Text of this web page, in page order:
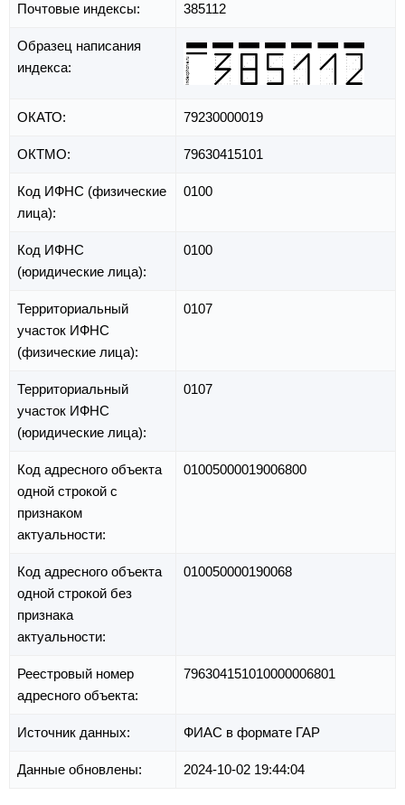
Почтовые индексы: 385112
Образец написания
индекса:
ОКАТО: 79230000019
ОКТМО: 79630415101
Код ИФНС (физические
лица):
0100
Код ИФНС
(юридические лица):
0100
Территориальный
участок ИФНС
(физические лица):
0107
Территориальный
участок ИФНС
(юридические лица):
0107
Код адресного объекта
одной строкой с
признаком
актуальности:
01005000019006800
Код адресного объекта
одной строкой без
признака
актуальности:
010050000190068
Реестровый номер
адресного объекта:
796304151010000006801
Источник данных: ФИАС в формате ГАР
Данные обновлены: 2024-10-02 19:44:04